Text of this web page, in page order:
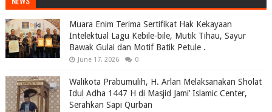
Muara Enim Terima Sertifikat Hak Kekayaan
Intelektual Lagu Kebile-bile, Mutik Tihau, Sayur
Bawak Gulai dan Motif Batik Petule .
June 17, 2026 0
Walikota Prabumulih, H. Arlan Melaksanakan Sholat
Idul Adha 1447 H di Masjid Jami’ Islamic Center,
Serahkan Sapi Qurban